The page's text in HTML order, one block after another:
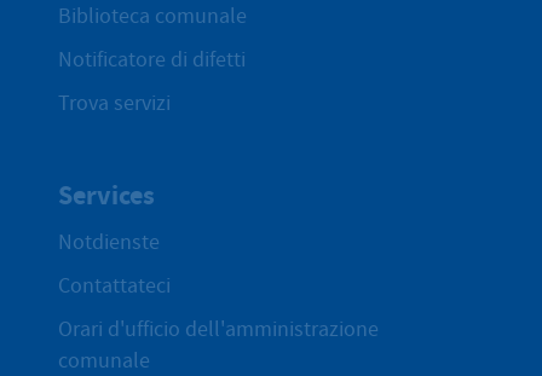
Biblioteca comunale
Notificatore di difetti
Trova servizi
Services
Notdienste
Contattateci
Orari d'ufficio dell'amministrazione
comunale